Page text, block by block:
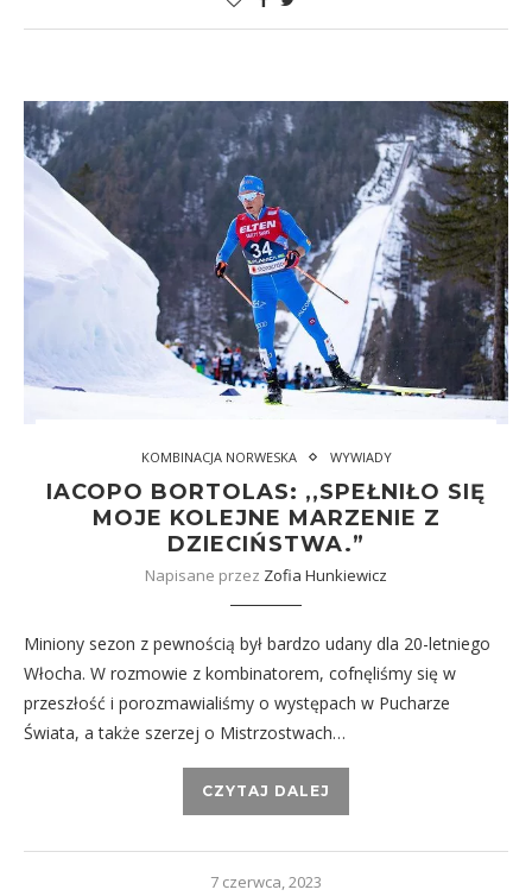
KOMBINACJA NORWESKA WYWIADY
IACOPO BORTOLAS: ,,SPEŁNIŁO SIĘ
MOJE KOLEJNE MARZENIE Z
DZIECIŃSTWA.”
Napisane przez Zofia Hunkiewicz
Miniony sezon z pewnością był bardzo udany dla 20-letniego
Włocha. W rozmowie z kombinatorem, cofnęliśmy się w
przeszłość i porozmawialiśmy o występach w Pucharze
Świata, a także szerzej o Mistrzostwach…
CZYTAJ DALEJ
7 czerwca, 2023